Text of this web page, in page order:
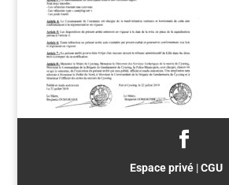
Espace privé|CGU